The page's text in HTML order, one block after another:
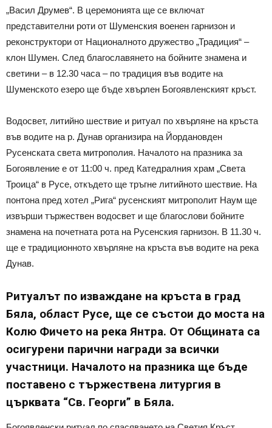
„Васил Друмев“. В церемонията ще се включат
представителни роти от Шуменския военен гарнизон и
реконструктори от Националното дружество „Традиция“ –
клон Шумен. След благославянето на бойните знамена и
светини – в 12.30 часа – по традиция във водите на
Шуменското езеро ще бъде хвърлен Богоявленският кръст.
Водосвет, литийно шествие и ритуал по хвърляне на кръста
във водите на р. Дунав организира на Йордановден
Русенската света митрополия. Началото на празника за
Богоявление е от 11:00 ч. пред Катедралния храм „Света
Троица“ в Русе, откъдето ще тръгне литийното шествие. На
понтона пред хотел „Рига“ русенският митрополит Наум ще
извърши тържествен водосвет и ще благослови бойните
знамена на почетната рота на Русенския гарнизон. В 11.30 ч.
ще е традиционното хвърляне на кръста във водите на река
Дунав.
Ритуалът по изваждане на кръста в град
Бяла, област Русе, ще се състои до моста на
Колю Фичето на река Янтра. От Общината са
осигурени парични награди за всички
участници. Началото на празника ще бъде
поставено с тържествена литургия в
църквата “Св. Георги” в Бяла.